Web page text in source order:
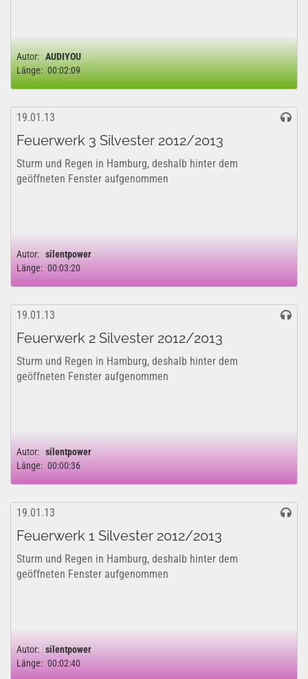
Autor: AUDIYOU
Länge: 00:02:09
19.01.13
Feuerwerk 3 Silvester 2012/2013
Sturm und Regen in Hamburg, deshalb hinter dem
geöffneten Fenster aufgenommen
Autor: silentpower
Länge: 00:03:20
19.01.13
Feuerwerk 2 Silvester 2012/2013
Sturm und Regen in Hamburg, deshalb hinter dem
geöffneten Fenster aufgenommen
Autor: silentpower
Länge: 00:00:36
19.01.13
Feuerwerk 1 Silvester 2012/2013
Sturm und Regen in Hamburg, deshalb hinter dem
geöffneten Fenster aufgenommen
Autor: silentpower
Länge: 00:02:40